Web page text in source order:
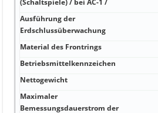
Ausführung der
Erdschlussüberwachung
Material des Frontrings
Betriebsmittelkennzeichen
Nettogewicht
Maximaler
Bemessungsdauerstrom der